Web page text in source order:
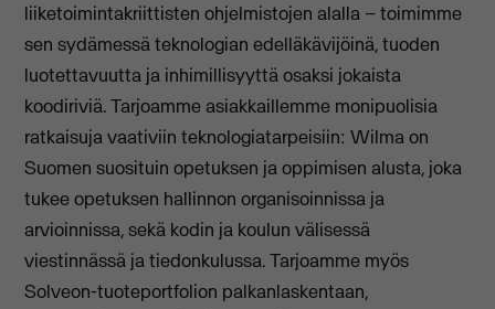
liiketoimintakriittisten ohjelmistojen alalla – toimimme
sen sydämessä teknologian edelläkävijöinä, tuoden
luotettavuutta ja inhimillisyyttä osaksi jokaista
koodiriviä. Tarjoamme asiakkaillemme monipuolisia
ratkaisuja vaativiin teknologiatarpeisiin: Wilma on
Suomen suosituin opetuksen ja oppimisen alusta, joka
tukee opetuksen hallinnon organisoinnissa ja
arvioinnissa, sekä kodin ja koulun välisessä
viestinnässä ja tiedonkulussa. Tarjoamme myös
Solveon-tuoteportfolion palkanlaskentaan,